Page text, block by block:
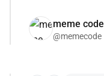
meme code
@memecode